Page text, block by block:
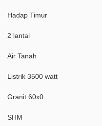
Hadap Timur
2 lantai
Air Tanah
Listrik 3500 watt
Granit 60x0
SHM